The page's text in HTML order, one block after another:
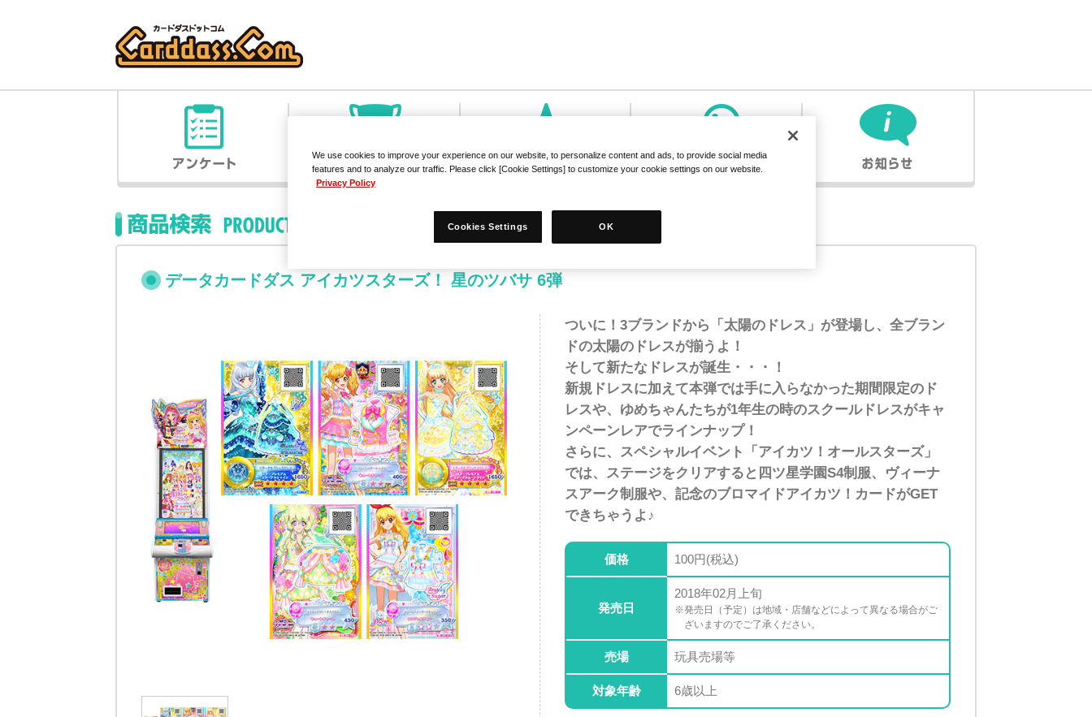
データカードダス アイカツスターズ！ 星のツバサ 6弾
ついに！3ブランドから「太陽のドレス」が登場し、全ブラン
ドの太陽のドレスが揃うよ！
そして新たなドレスが誕生・・・！
新規ドレスに加えて本弾では手に入らなかった期間限定のド
レスや、ゆめちゃんたちが1年生の時のスクールドレスがキャ
ンペーンレアでラインナップ！
さらに、スペシャルイベント「アイカツ！オールスターズ」
では、ステージをクリアすると四ツ星学園S4制服、ヴィーナ
スアーク制服や、記念のブロマイドアイカツ！カードがGET
できちゃうよ♪
価格 100円(税込)
発売日
2018年02月上旬
※発売日（予定）は地域・店舗などによって異なる場合がご
ざいますのでご了承ください。
売場 玩具売場等
対象年齢 6歳以上
We use cookies to improve your experience on our website, to personalize content and ads, to provide social media
features and to analyze our traffic. Please click [Cookie Settings] to customize your cookie settings on our website.
Privacy Policy
Cookies Settings OK